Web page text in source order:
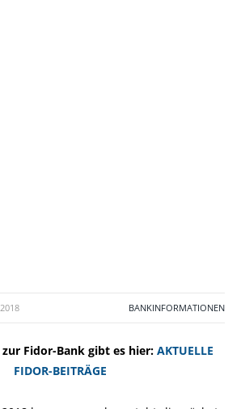
BANKINFORMATIONEN
Fidor-Bank gibt es hier: AKTUELLE
FIDOR-BEITRÄGE